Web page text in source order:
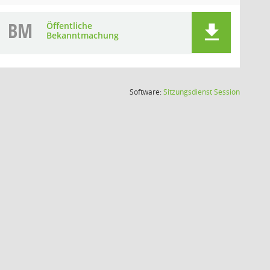
BM
Öffentliche
Bekanntmachung
Software:SitzungsdienstSession(Wird in